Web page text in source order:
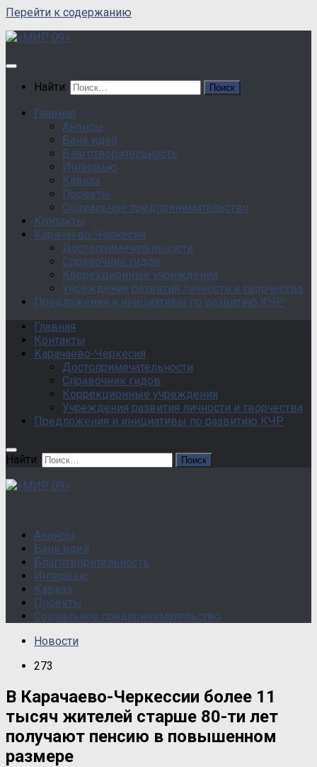
Перейти к содержанию
Найти:
Главная
Анонсы
Банк идей
Благотворительность
Интервью
Кавказ
Проекты
Социальное предпринимательство
Контакты
Карачаево-Черкесия
Достопримечательности
Справочник гидов
Коррекционные учреждения
Учреждения развития личности и творчества
Предложения и инициативы по развитию КЧР
Главная
Контакты
Карачаево-Черкесия
Достопримечательности
Справочник гидов
Коррекционные учреждения
Учреждения развития личности и творчества
Предложения и инициативы по развитию КЧР
Найти:
Анонсы
Банк идей
Благотворительность
Интервью
Кавказ
Проекты
Социальное предпринимательство
Новости
273
В Карачаево-Черкессии более 11
тысяч жителей старше 80-ти лет
получают пенсию в повышенном
размере